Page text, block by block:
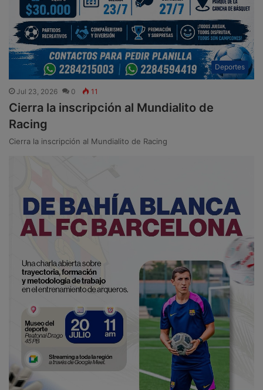
Deportes
Jul 23, 2026 0 11
Cierra la inscripción al Mundialito de
Racing
Cierra la inscripción al Mundialito de Racing